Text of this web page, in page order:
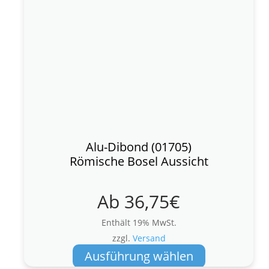
Alu-Dibond (01705)
Römische Bosel Aussicht
Ab 36,75€
Enthält 19% MwSt.
zzgl. Versand
Ausführung wählen
Dieses